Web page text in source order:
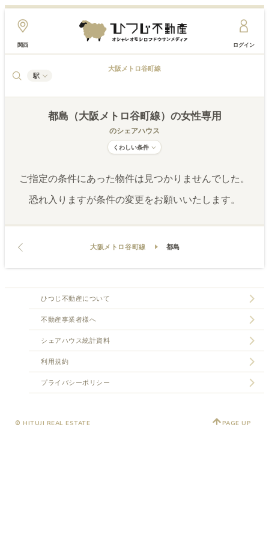
関西 ログイン
駅
大阪メトロ谷町線
都島（大阪メトロ谷町線） の女性専用
のシェアハウス
くわしい条件
ご指定の条件にあった物件は見つかりませんでした。
恐れ入りますが条件の変更をお願いいたします。
大阪メトロ谷町線 都島
ひつじ不動産について
不動産事業者様へ
シェアハウス統計資料
利用規約
プライバシーポリシー
© HITUJI REAL ESTATE PAGE UP